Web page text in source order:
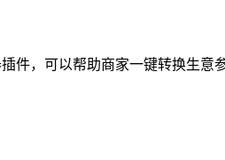
件，可以帮助商家一键转换生意